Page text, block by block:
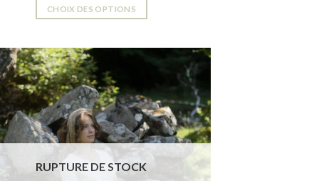
CHOIX DES OPTIONS
a
plusieurs
variations.
Les
options
peuvent
être
choisies
Ajouter
à la liste
de
souhaits
RUPTURE DE STOCK